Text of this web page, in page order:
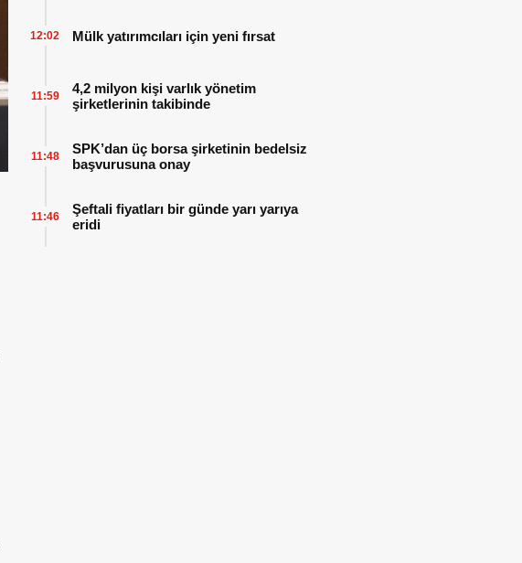
Mülk yatırımcıları için yeni fırsat
12:02
4,2 milyon kişi varlık yönetim
şirketlerinin takibinde
11:59
SPK’dan üç borsa şirketinin bedelsiz
başvurusuna onay
11:48
Şeftali fiyatları bir günde yarı yarıya
eridi
11:46